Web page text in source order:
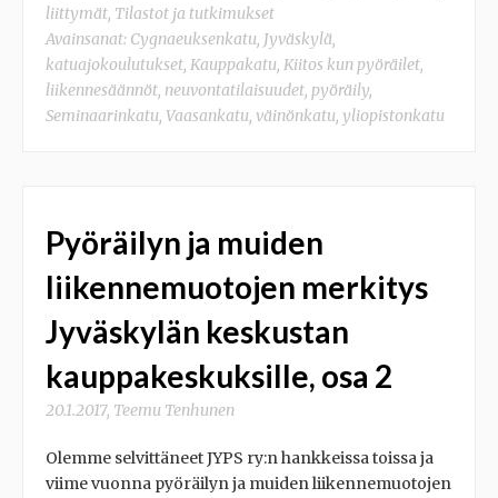
liittymät, Tilastot ja tutkimukset
Avainsanat: Cygnaeuksenkatu, Jyväskylä,
katuajokoulutukset, Kauppakatu, Kiitos kun pyöräilet,
liikennesäännöt, neuvontatilaisuudet, pyöräily,
Seminaarinkatu, Vaasankatu, väinönkatu, yliopistonkatu
Pyöräilyn ja muiden
liikennemuotojen merkitys
Jyväskylän keskustan
kauppakeskuksille, osa 2
20.1.2017, Teemu Tenhunen
Olemme selvittäneet JYPS ry:n hankkeissa toissa ja
viime vuonna pyöräilyn ja muiden liikennemuotojen